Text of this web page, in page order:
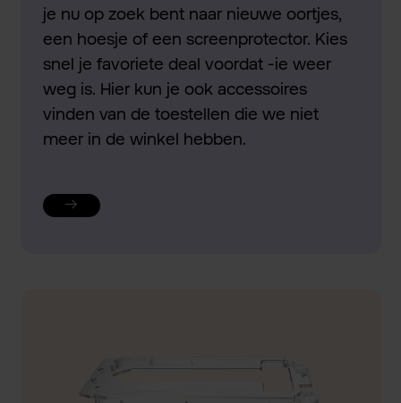
je nu op zoek bent naar nieuwe oortjes,
een hoesje of een screenprotector. Kies
snel je favoriete deal voordat -ie weer
weg is. Hier kun je ook accessoires
vinden van de toestellen die we niet
meer in de winkel hebben.